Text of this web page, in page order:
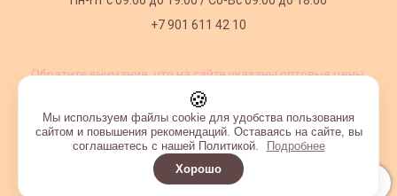
+7 901 611 42 10
Обратите внимание, что на сайте указаны оптовые цены,
Интернет-магазин создан на InSales
🍪
Мы используем файлы cookie для удобства пользования
сайтом и повышения рекомендаций. Оставаясь на сайте, вы
соглашаетесь с нашей Политикой.
Подробнее
Хорошо